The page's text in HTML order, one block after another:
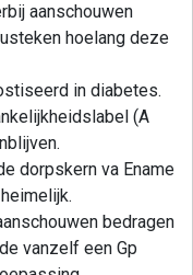
aanschouwen
hoelang deze
in diabetes.
(A
dorpskern va Ename
bedragen
vanzelf een Gp